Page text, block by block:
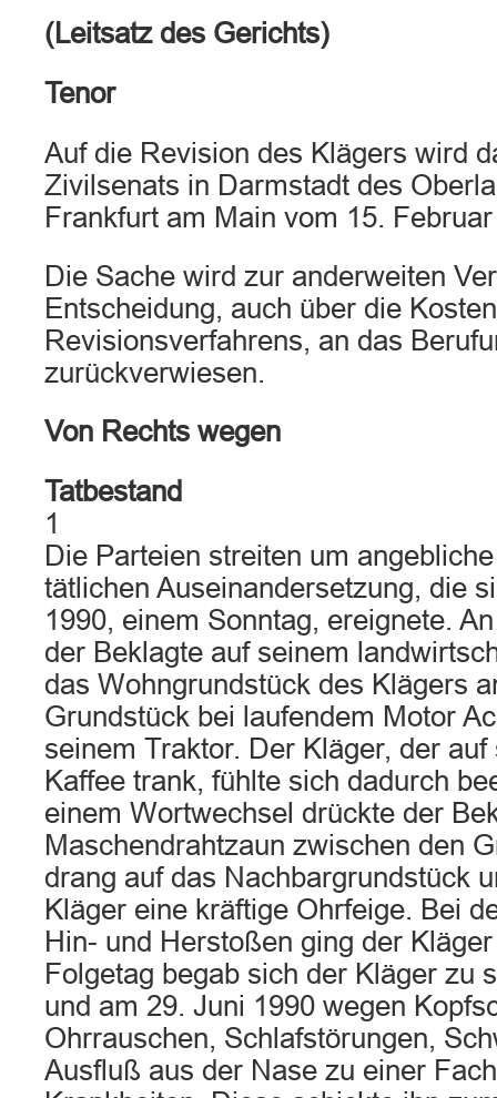
(Leitsatz des Gerichts)
Tenor
Auf die Revision des Klägers wird
Zivilsenats in Darmstadt des
Frankfurt am Main vom 15.
Die Sache wird zur anderweiten
Entscheidung, auch über die
Revisionsverfahrens, an das
zurückverwiesen.
Von Rechts wegen
Tatbestand
1
Die Parteien streiten um
tätlichen Auseinandersetzung, die
1990, einem Sonntag, ereignete.
der Beklagte auf seinem
das Wohngrundstück des Klägers
Grundstück bei laufendem Motor
seinem Traktor. Der Kläger, der auf
Kaffee trank, fühlte sich dadurch
einem Wortwechsel drückte der
Maschendrahtzaun zwischen den
drang auf das Nachbargrundstück
Kläger eine kräftige Ohrfeige. Bei
Hin- und Herstoßen ging der
Folgetag begab sich der Kläger zu
und am 29. Juni 1990 wegen
Ohrrauschen, Schlafstörungen,
Ausfluß aus der Nase zu einer